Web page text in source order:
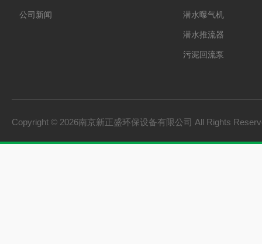
公司新闻 潜水曝气机
潜水推流器
污泥回流泵
Copyright © 2026南京新正盛环保设备有限公司 All Rights